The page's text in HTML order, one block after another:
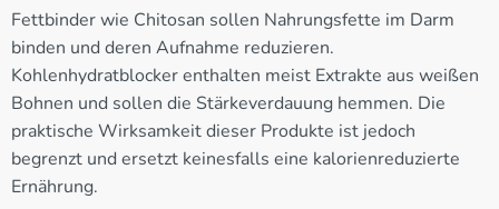
Fettbinder wie Chitosan sollen Nahrungsfette im Darm
binden und deren Aufnahme reduzieren.
Kohlenhydratblocker enthalten meist Extrakte aus weißen
Bohnen und sollen die Stärkeverdauung hemmen. Die
praktische Wirksamkeit dieser Produkte ist jedoch
begrenzt und ersetzt keinesfalls eine kalorienreduzierte
Ernährung.